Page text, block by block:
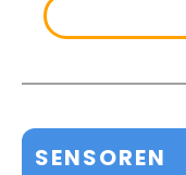
SENSOREN